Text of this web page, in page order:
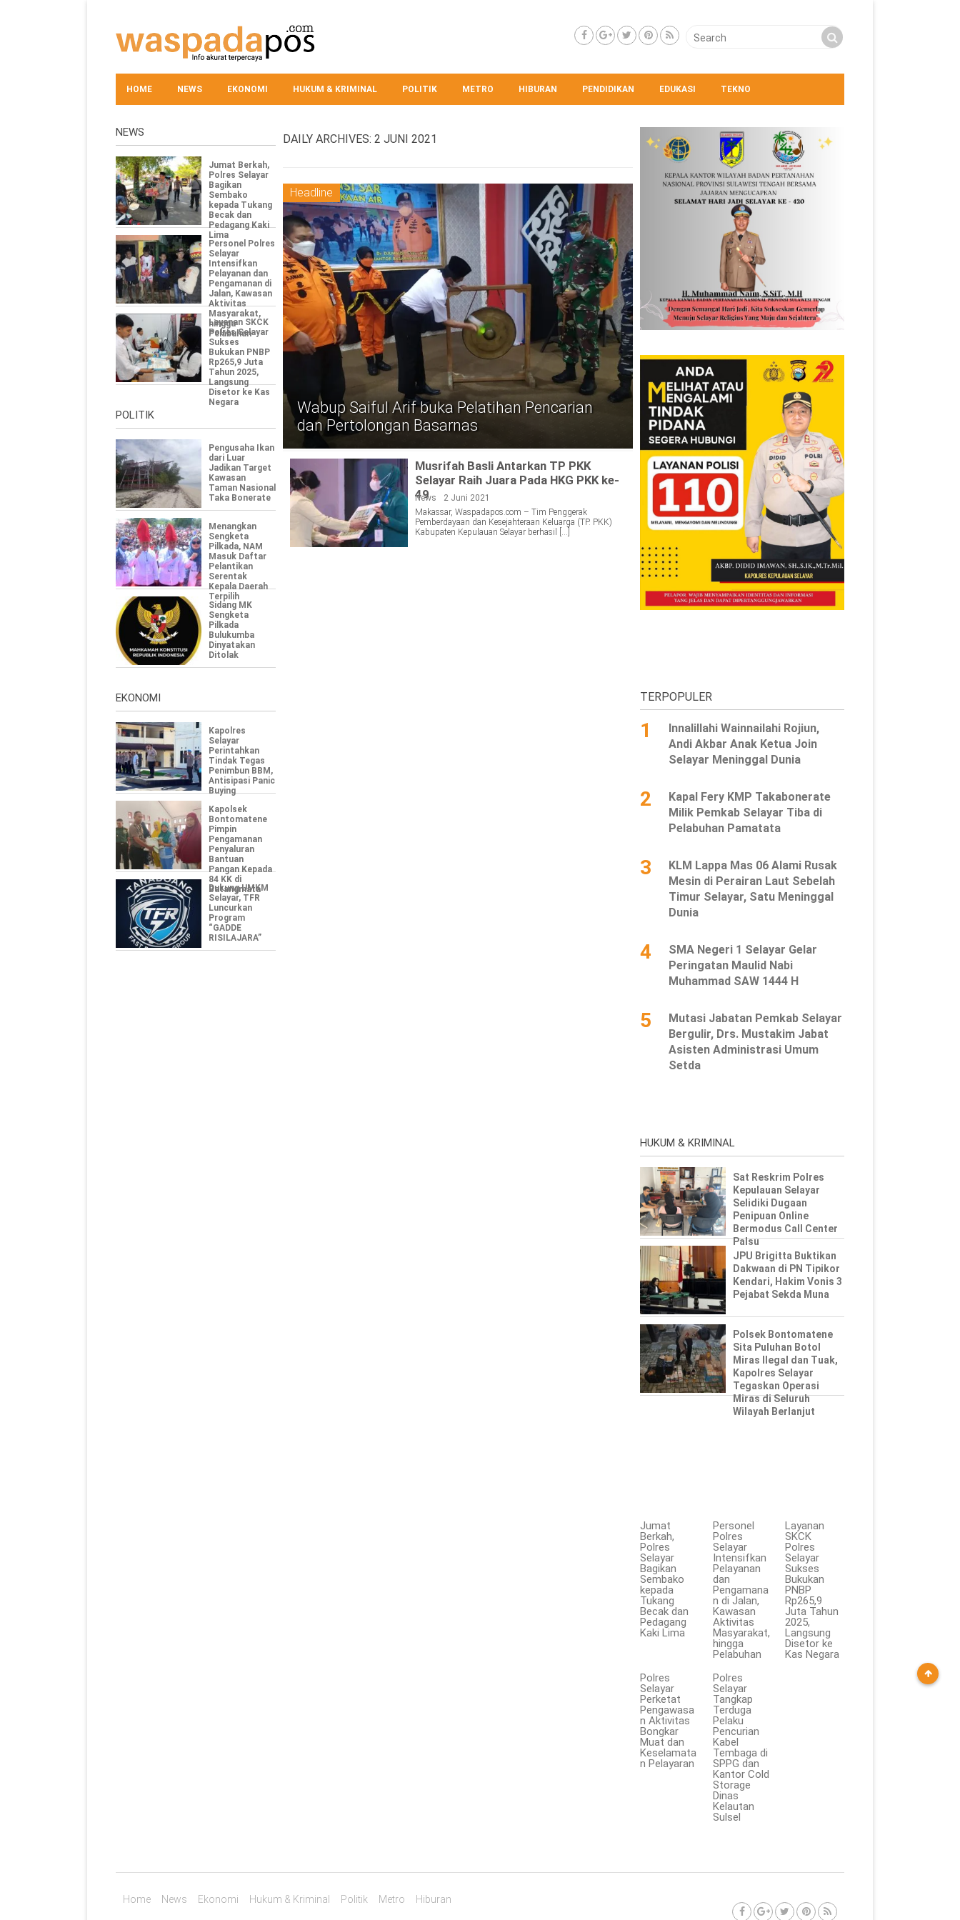
HOME NEWS EKONOMI HUKUM & KRIMINAL POLITIK METRO HIBURAN PENDIDIKAN EDUKASI TEKNO
NEWS
Jumat Berkah,
Polres Selayar
Bagikan
Sembako
kepada Tukang
Becak dan
Pedagang Kaki
Lima
Personel Polres
Selayar
Intensifkan
Pelayanan dan
Pengamanan di
Jalan, Kawasan
Aktivitas
Masyarakat,
hingga
Pelabuhan
Layanan SKCK
Polres Selayar
Sukses
Bukukan PNBP
Rp265,9 Juta
Tahun 2025,
Langsung
Disetor ke Kas
Negara
POLITIK
Pengusaha Ikan
dari Luar
Jadikan Target
Kawasan
Taman Nasional
Taka Bonerate
Menangkan
Sengketa
Pilkada, NAM
Masuk Daftar
Pelantikan
Serentak
Kepala Daerah
Terpilih
Sidang MK
Sengketa
Pilkada
Bulukumba
Dinyatakan
Ditolak
EKONOMI
Kapolres
Selayar
Perintahkan
Tindak Tegas
Penimbun BBM,
Antisipasi Panic
Buying
Kapolsek
Bontomatene
Pimpin
Pengamanan
Penyaluran
Bantuan
Pangan Kepada
84 KK di
Batangmata
‎Dukung UMKM
Selayar, TFR
Luncurkan
Program
“GADDE
RISILAJARA”
DAILY ARCHIVES:2 JUNI 2021
Headline
Wabup Saiful Arif buka Pelatihan Pencarian
dan Pertolongan Basarnas
Musrifah Basli Antarkan TP PKK
Selayar Raih Juara Pada HKG PKK ke-
49
News
2 Juni 2021
Makassar, Waspadapos.com – Tim Penggerak
Pemberdayaan dan Kesejahteraan Keluarga (TP. PKK)
Kabupaten Kepulauan Selayar berhasil […]
TERPOPULER
1
Innalillahi Wainnailahi Rojiun,
Andi Akbar Anak Ketua Join
Selayar Meninggal Dunia
2
Kapal Fery KMP Takabonerate
Milik Pemkab Selayar Tiba di
Pelabuhan Pamatata
3
KLM Lappa Mas 06 Alami Rusak
Mesin di Perairan Laut Sebelah
Timur Selayar, Satu Meninggal
Dunia
4
SMA Negeri 1 Selayar Gelar
Peringatan Maulid Nabi
Muhammad SAW 1444 H
5
Mutasi Jabatan Pemkab Selayar
Bergulir, Drs. Mustakim Jabat
Asisten Administrasi Umum
Setda
HUKUM & KRIMINAL
Sat Reskrim Polres
Kepulauan Selayar
Selidiki Dugaan
Penipuan Online
Bermodus Call Center
Palsu
JPU Brigitta Buktikan
Dakwaan di PN Tipikor
Kendari, Hakim Vonis 3
Pejabat Sekda Muna
Polsek Bontomatene
Sita Puluhan Botol
Miras Ilegal dan Tuak,
Kapolres Selayar
Tegaskan Operasi
Miras di Seluruh
Wilayah Berlanjut
Jumat
Berkah,
Polres
Selayar
Bagikan
Sembako
kepada
Tukang
Becak dan
Pedagang
Kaki Lima
Personel
Polres
Selayar
Intensifkan
Pelayanan
dan
Pengamana
n di Jalan,
Kawasan
Aktivitas
Masyarakat,
hingga
Pelabuhan
Layanan
SKCK
Polres
Selayar
Sukses
Bukukan
PNBP
Rp265,9
Juta Tahun
2025,
Langsung
Disetor ke
Kas Negara
Polres
Selayar
Perketat
Pengawasa
n Aktivitas
Bongkar
Muat dan
Keselamata
n Pelayaran
Polres
Selayar
Tangkap
Terduga
Pelaku
Pencurian
Kabel
Tembaga di
SPPG dan
Kantor Cold
Storage
Dinas
Kelautan
Sulsel
Home News Ekonomi Hukum & Kriminal Politik Metro Hiburan